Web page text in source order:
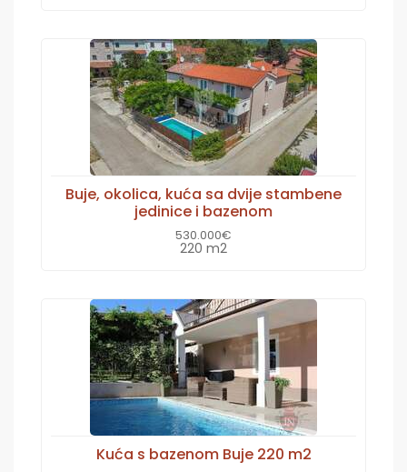
Buje, okolica, kuća sa dvije stambene
jedinice i bazenom
530.000€
220 m2
Kuća s bazenom Buje 220 m2